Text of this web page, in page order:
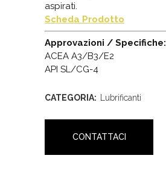
aspirati.
Scheda Prodotto
Approvazioni / Specifiche:
ACEA A3/B3/E2
API SL/CG-4
CATEGORIA: Lubrificanti
CONTATTACI